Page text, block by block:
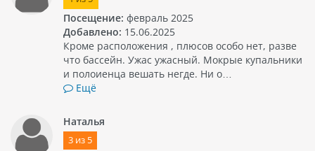
Посещение: февраль 2025
Добавлено: 15.06.2025
Кроме расположения , плюсов особо нет, разве
что бассейн. Ужас ужасный. Мокрые купальники
и полоиенца вешать негде. Ни о…
Ещё
Наталья
3из 5